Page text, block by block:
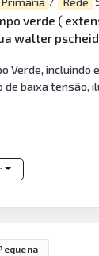
verde (
walter
Verde, incluindo
de baixa tensão,